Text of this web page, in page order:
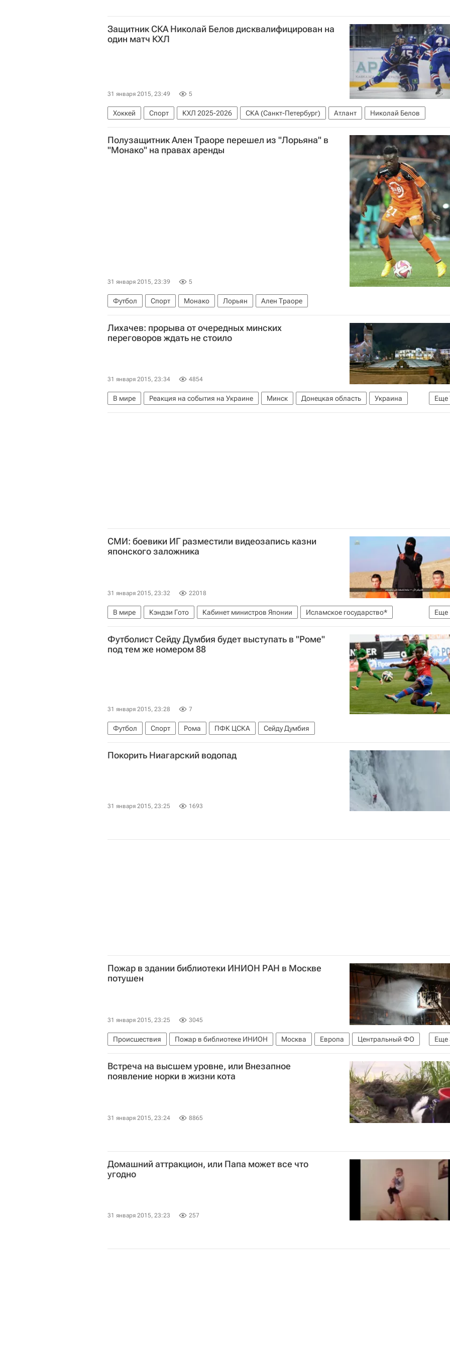
Защитник СКА Николай Белов дисквалифицирован на
один матч КХЛ
31 января 2015, 23:49 5
Хоккей Спорт КХЛ 2025-2026 СКА (Санкт-Петербург) Атлант Николай Белов
Полузащитник Ален Траоре перешел из "Лорьяна" в
"Монако" на правах аренды
31 января 2015, 23:39 5
Футбол Спорт Монако Лорьян Ален Траоре
Лихачев: прорыва от очередных минских
переговоров ждать не стоило
31 января 2015, 23:34 4854
Еще
В мире Реакция на события на Украине Минск Донецкая область
Украина
Донбасс
Европа Белоруссия Весь мир Василий Лихачев
Евросоюз
СМИ: боевики ИГ разместили видеозапись казни
японского заложника
31 января 2015, 23:32 22018
Еще
В мире Кэндзи Гото Кабинет министров Японии
Исламское государство*
Захват японских заложников боевиками ИГ
Футболист Сейду Думбия будет выступать в "Роме"
под тем же номером 88
31 января 2015, 23:28 7
Футбол Спорт Рома ПФК ЦСКА Сейду Думбия
Покорить Ниагарский водопад
31 января 2015, 23:25 1693
Пожар в здании библиотеки ИНИОН РАН в Москве
потушен
31 января 2015, 23:25 3045
Еще
Происшествия Пожар в библиотеке ИНИОН Москва Европа
Центральный ФО
Весь мир
ГУ МЧС по г. Москве Россия
Встреча на высшем уровне, или Внезапное
появление норки в жизни кота
31 января 2015, 23:24 8865
Домашний аттракцион, или Папа может все что
угодно
31 января 2015, 23:23 257